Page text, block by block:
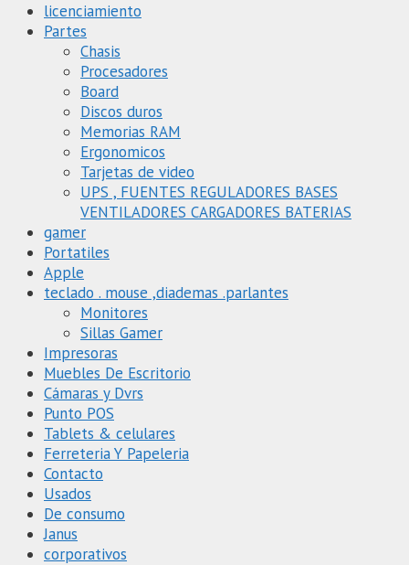
licenciamiento
Partes
Chasis
Procesadores
Board
Discos duros
Memorias RAM
Ergonomicos
Tarjetas de video
UPS , FUENTES REGULADORES BASES
VENTILADORES CARGADORES BATERIAS
gamer
Portatiles
Apple
teclado . mouse ,diademas .parlantes
Monitores
Sillas Gamer
Impresoras
Muebles De Escritorio
Cámaras y Dvrs
Punto POS
Tablets & celulares
Ferreteria Y Papeleria
Contacto
Usados
De consumo
Janus
corporativos